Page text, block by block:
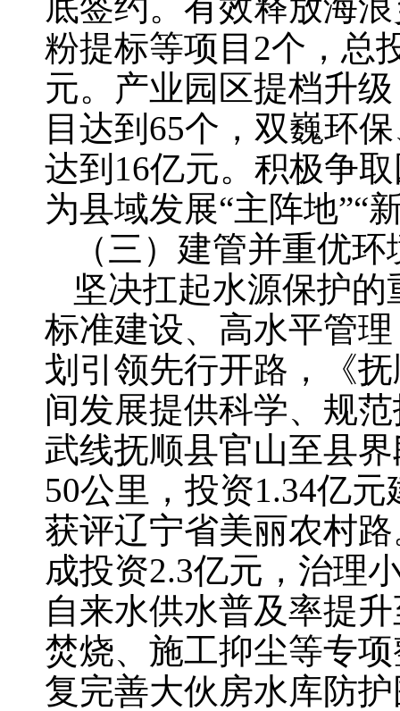
粉提标等项目2个，总
元。产业园区提档升
目达到65个，双巍环
达到16亿元。积极争
为县域发展“主阵地”“
（三）建管并重优
坚决扛起水源保护
标准建设、高水平管
划引领先行开路，《
间发展提供科学、规
武线抚顺县官山至县
50公里，投资1.34亿
获评辽宁省美丽农村
成投资2.3亿元，治理
自来水供水普及率提
焚烧、施工抑尘等专
复完善大伙房水库防